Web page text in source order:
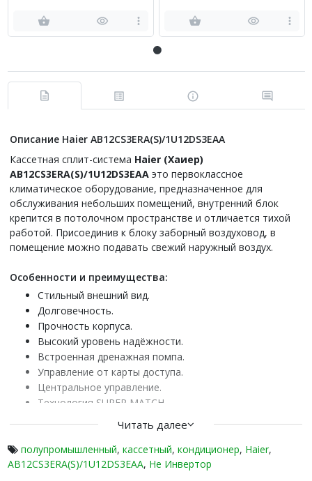
Описание Haier AB12CS3ERA(S)/1U12DS3EAA
Кассетная сплит-система Haier (Хаиер)
AB12CS3ERA(S)/1U12DS3EAA это первоклассное
климатическое оборудование, предназначенное для
обслуживания небольших помещений, внутренний блок
крепится в потолочном пространстве и отличается тихой
работой. Присоединив к блоку заборный воздуховод, в
помещение можно подавать свежий наружный воздух.
Особенности и преимущества:
Стильный внешний вид.
Долговечность.
Прочность корпуса.
Высокий уровень надёжности.
Встроенная дренажная помпа.
Управление от карты доступа.
Центральное управление.
Технология SUPER MATCH.
Подмес свежего воздуха.
Недельный таймер.
Читать далее
полупромышленный, кассетный, кондиционер, Haier,
AB12CS3ERA(S)/1U12DS3EAA, Не Инвертор